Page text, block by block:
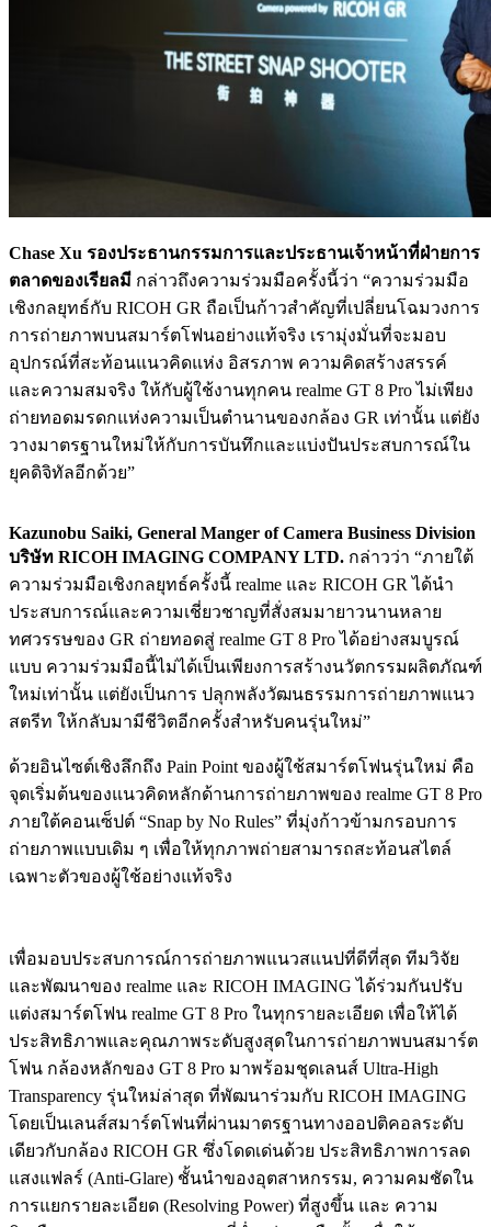
Chase Xu รองประธานกรรมการและประธานเจ้าหน้าที่ฝ่ายการ
ตลาดของเรียลมี กล่าวถึงความร่วมมือครั้งนี้ว่า “ความร่วมมือ
เชิงกลยุทธ์กับ RICOH GR ถือเป็นก้าวสำคัญที่เปลี่ยนโฉมวงการ
การถ่ายภาพบนสมาร์ตโฟนอย่างแท้จริง เรามุ่งมั่นที่จะมอบ
อุปกรณ์ที่สะท้อนแนวคิดแห่ง อิสรภาพ ความคิดสร้างสรรค์
และความสมจริง ให้กับผู้ใช้งานทุกคน realme GT 8 Pro ไม่เพียง
ถ่ายทอดมรดกแห่งความเป็นตำนานของกล้อง GR เท่านั้น แต่ยัง
วางมาตรฐานใหม่ให้กับการบันทึกและแบ่งปันประสบการณ์ใน
ยุคดิจิทัลอีกด้วย”
Kazunobu Saiki, General Manger of Camera Business Division
บริษัท RICOH IMAGING COMPANY LTD. กล่าวว่า “ภายใต้
ความร่วมมือเชิงกลยุทธ์ครั้งนี้ realme และ RICOH GR ได้นำ
ประสบการณ์และความเชี่ยวชาญที่สั่งสมมายาวนานหลาย
ทศวรรษของ GR ถ่ายทอดสู่ realme GT 8 Pro ได้อย่างสมบูรณ์
แบบ ความร่วมมือนี้ไม่ได้เป็นเพียงการสร้างนวัตกรรมผลิตภัณฑ์
ใหม่เท่านั้น แต่ยังเป็นการ ปลุกพลังวัฒนธรรมการถ่ายภาพแนว
สตรีท ให้กลับมามีชีวิตอีกครั้งสำหรับคนรุ่นใหม่”
ด้วยอินไซต์เชิงลึกถึง Pain Point ของผู้ใช้สมาร์ตโฟนรุ่นใหม่ คือ
จุดเริ่มต้นของแนวคิดหลักด้านการถ่ายภาพของ realme GT 8 Pro
ภายใต้คอนเซ็ปต์ “Snap by No Rules” ที่มุ่งก้าวข้ามกรอบการ
ถ่ายภาพแบบเดิม ๆ เพื่อให้ทุกภาพถ่ายสามารถสะท้อนสไตล์
เฉพาะตัวของผู้ใช้อย่างแท้จริง
เพื่อมอบประสบการณ์การถ่ายภาพแนวสแนปที่ดีที่สุด ทีมวิจัย
และพัฒนาของ realme และ RICOH IMAGING ได้ร่วมกันปรับ
แต่งสมาร์ตโฟน realme GT 8 Pro ในทุกรายละเอียด เพื่อให้ได้
ประสิทธิภาพและคุณภาพระดับสูงสุดในการถ่ายภาพบนสมาร์ต
โฟน กล้องหลักของ GT 8 Pro มาพร้อมชุดเลนส์ Ultra-High
Transparency รุ่นใหม่ล่าสุด ที่พัฒนาร่วมกับ RICOH IMAGING
โดยเป็นเลนส์สมาร์ตโฟนที่ผ่านมาตรฐานทางออปติคอลระดับ
เดียวกับกล้อง RICOH GR ซึ่งโดดเด่นด้วย ประสิทธิภาพการลด
แสงแฟลร์ (Anti-Glare) ชั้นนำของอุตสาหกรรม, ความคมชัดใน
การแยกรายละเอียด (Resolving Power) ที่สูงขึ้น และ ความ